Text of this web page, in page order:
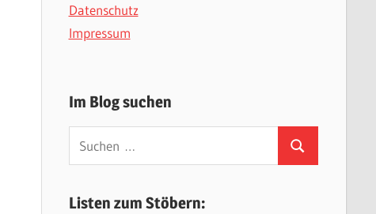
Datenschutz
Impressum
Im Blog suchen
Suchen
nach:
Suchen
Listen zum Stöbern: